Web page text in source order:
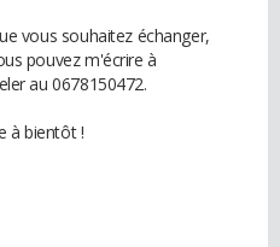
vous souhaitez échanger,
pouvez m'écrire à
au 0678150472.
à bientôt !